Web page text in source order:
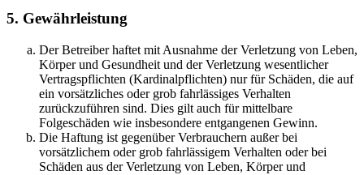
5. Gewährleistung
Der Betreiber haftet mit Ausnahme der Verletzung von Leben,
Körper und Gesundheit und der Verletzung wesentlicher
Vertragspflichten (Kardinalpflichten) nur für Schäden, die auf
ein vorsätzliches oder grob fahrlässiges Verhalten
zurückzuführen sind. Dies gilt auch für mittelbare
Folgeschäden wie insbesondere entgangenen Gewinn.
Die Haftung ist gegenüber Verbrauchern außer bei
vorsätzlichem oder grob fahrlässigem Verhalten oder bei
Schäden aus der Verletzung von Leben, Körper und